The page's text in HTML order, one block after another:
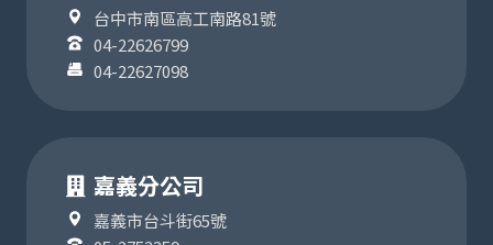
台中市南區高工南路81號
04-22626799
04-22627098
嘉義分公司
嘉義市台斗街65號